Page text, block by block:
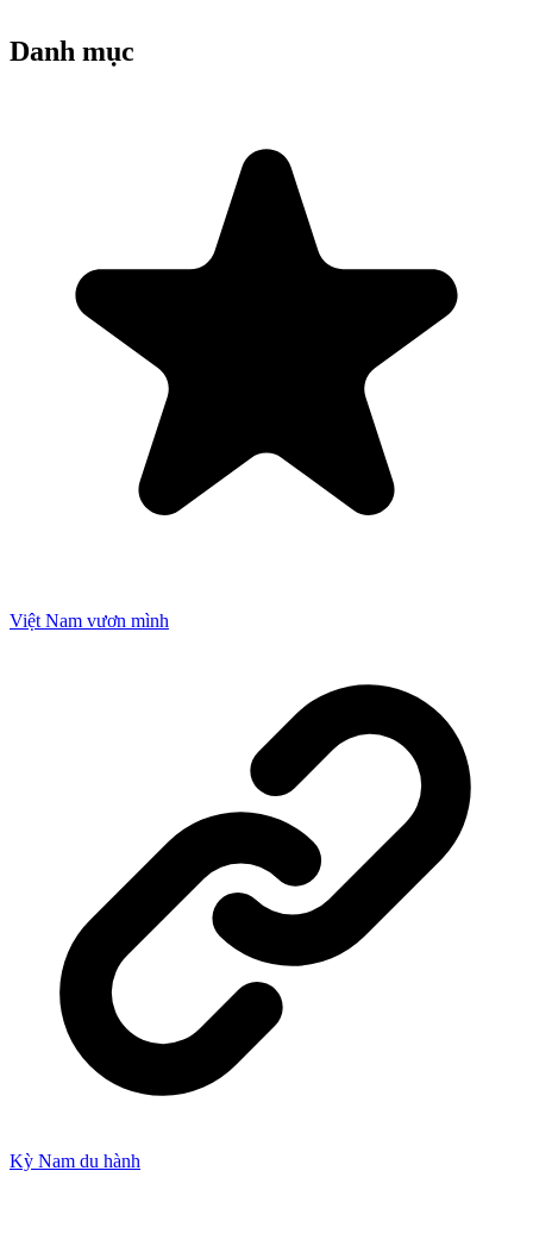
Danh mục
Việt Nam vươn mình
Kỳ Nam du hành